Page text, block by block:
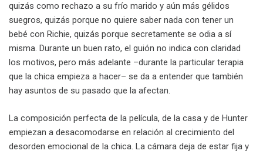
quizás como rechazo a su frío marido y aún más gélidos
suegros, quizás porque no quiere saber nada con tener un
bebé con Richie, quizás porque secretamente se odia a sí
misma. Durante un buen rato, el guión no indica con claridad
los motivos, pero más adelante –durante la particular terapia
que la chica empieza a hacer– se da a entender que también
hay asuntos de su pasado que la afectan.
La composición perfecta de la película, de la casa y de Hunter
empiezan a desacomodarse en relación al crecimiento del
desorden emocional de la chica. La cámara deja de estar fija y